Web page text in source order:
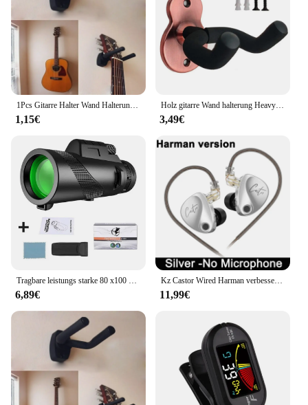
1Pcs Gitarre Halter Wand Halterung Ständer Teile und Zubehör Hause Instrument Display Gitarren Haken Wand Kleiderbügel Gitarre Picks
1,15€
Holz gitarre Wand halterung Heavy Duty einzigartiges Design gebogen Ukulele Haken Bass Lagerung akustische E-Gitarre Rack Halterung
3,49€
Tragbare leistungs starke 80 x100 hd Mon okular 50000m Teleskop Langstrecken zoom mit Stativ Telefon clip für Outdoor-Jagd Camping Tourismus
6,89€
Kz Castor Wired Harman verbesserte Bass Hifi Kopfhörer 2 dynamische abstimm bare Balance Monitor Kopfhörer iem Kopfhörer Musik Sport Ohrhörer
11,99€